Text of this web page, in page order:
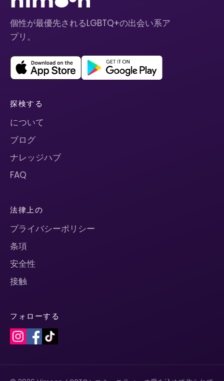
個性が最優先されるLGBTQ+の出会い系ア
プリ。
探検する
について
ブログ
ナレッジハブ
FAQ
法律上の
プライバシーポリシー
条項
安全性
接触
フォローする